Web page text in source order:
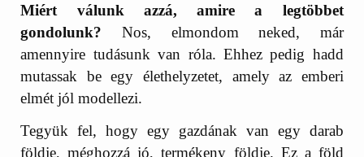
Miért válunk azzá, amire a legtöbbet
gondolunk? Nos, elmondom neked, már
amennyire tudásunk van róla. Ehhez pedig hadd
mutassak be egy élethelyzetet, amely az emberi
elmét jól modellezi.
Tegyük fel, hogy egy gazdának van egy darab
földje, méghozzá jó, termékeny földje. Ez a föld